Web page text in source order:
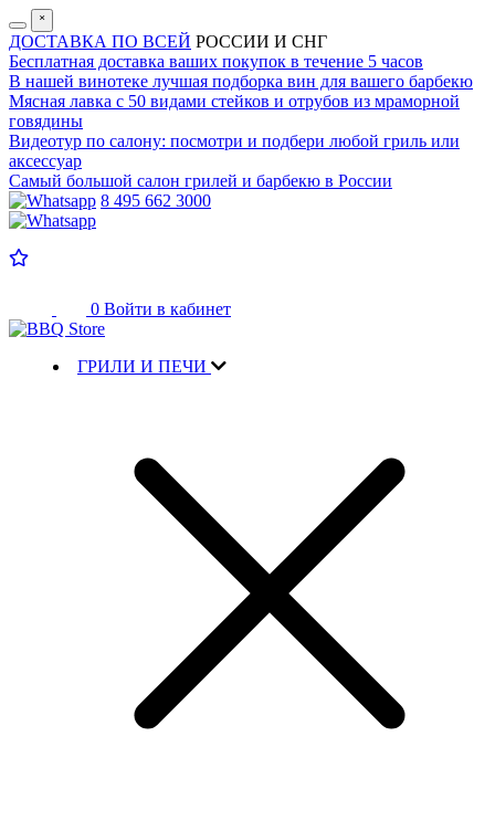
˟
ДОСТАВКА ПО ВСЕЙ РОССИИ И СНГ
Бесплатная доставка ваших покупок в течение 5 часов
В нашей винотеке лучшая подборка вин для вашего барбекю
Мясная лавка с 50 видами стейков и отрубов из мраморной
говядины
Видеотур по салону: посмотри и подбери любой гриль или
аксессуар
Самый большой салон грилей и барбекю в России
8 495 662 3000
0 Войти в кабинет
ГРИЛИ И ПЕЧИ